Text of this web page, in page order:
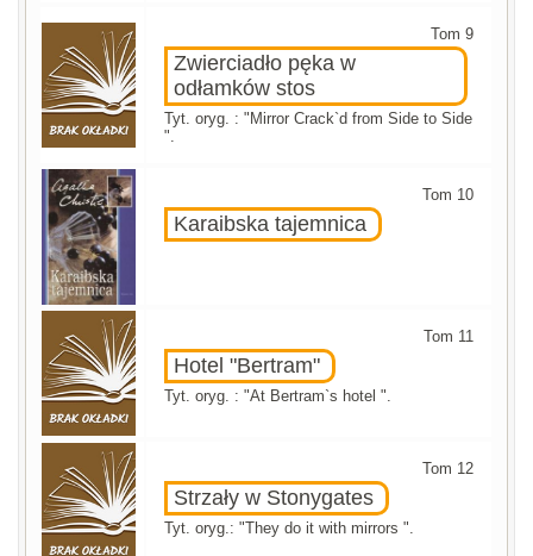
Tom 9
Zwierciadło pęka w
odłamków stos
Tyt. oryg. : "Mirror Crack`d from Side to Side
".
Tom 10
Karaibska tajemnica
Tom 11
Hotel "Bertram"
Tyt. oryg. : "At Bertram`s hotel ".
Tom 12
Strzały w Stonygates
Tyt. oryg.: "They do it with mirrors ".